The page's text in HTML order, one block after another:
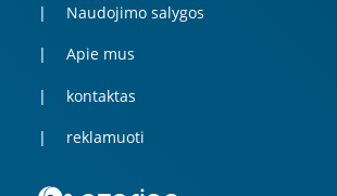
Naudojimo salygos
Apie mus
kontaktas
reklamuoti